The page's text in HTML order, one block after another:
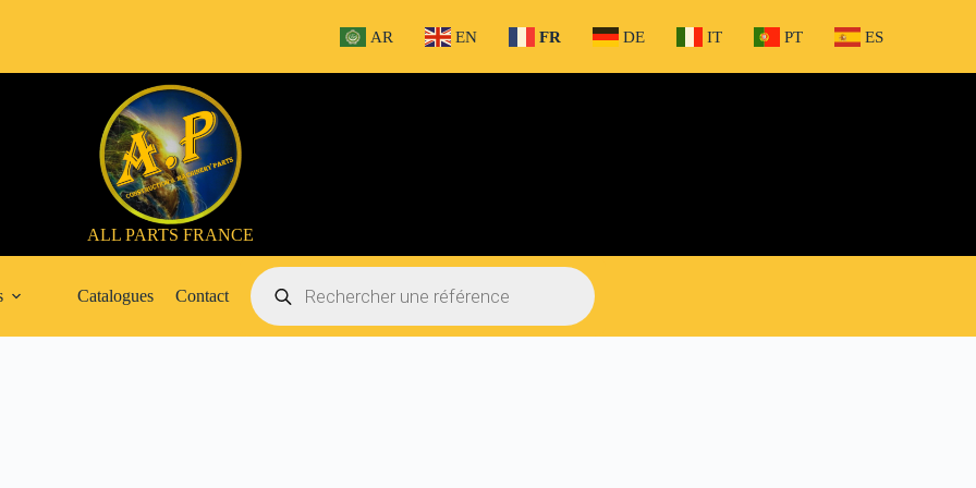
AR EN FR DE IT PT ES
ALL PARTS FRANCE
Catalogues Contact
Recherche
de
produits